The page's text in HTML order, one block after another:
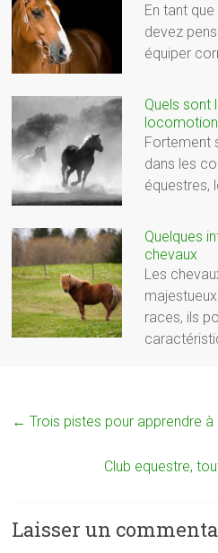
En tant
devez
équiper
Quels sont
Fortement
dans les
équestres,
Quelques
chevaux
Les
races, ils
← Trois pistes pour apprendre
Club equestre,
Laisser un